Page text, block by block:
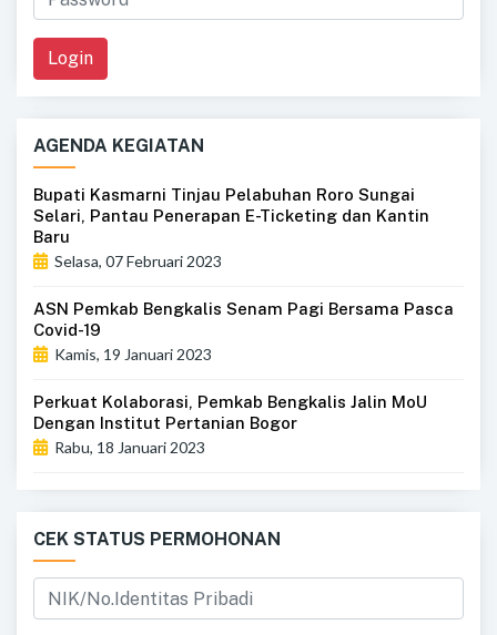
Login
AGENDA KEGIATAN
Bupati Kasmarni Tinjau Pelabuhan Roro Sungai
Selari, Pantau Penerapan E-Ticketing dan Kantin
Baru
Selasa, 07 Februari 2023
ASN Pemkab Bengkalis Senam Pagi Bersama Pasca
Covid-19
Kamis, 19 Januari 2023
Perkuat Kolaborasi, Pemkab Bengkalis Jalin MoU
Dengan Institut Pertanian Bogor
Rabu, 18 Januari 2023
CEK STATUS PERMOHONAN